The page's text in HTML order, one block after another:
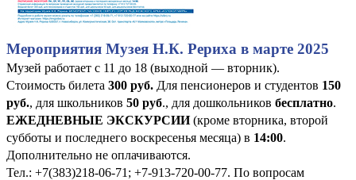
Мероприятия Музея Н.К. Рериха в марте 2025
Музей работает с 11 до 18 (выходной — вторник).
Стоимость билета 300 руб. Для пенсионеров и студентов 150
руб., для школьников 50 руб., для дошкольников бесплатно.
ЕЖЕДНЕВНЫЕ ЭКСКУРСИИ(кроме вторника, второй
субботы и последнего воскресенья месяца) в 14:00.
Дополнительно не оплачиваются.
Тел.: +7(383)218-06-71; +7-913-720-00-77. По вопросам